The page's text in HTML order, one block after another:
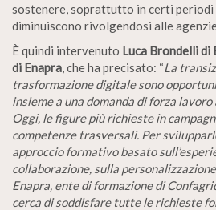
sostenere, soprattutto in certi periodi
diminuiscono rivolgendosi alle
È quindi intervenuto Luca Brondelli di
di Enapra , che ha precisato: “La
trasformazione digitale sono
insieme a una domanda di forza
Oggi, le figure più richieste in
competenze trasversali. Per
approccio formativo basato
collaborazione, sulla
Enapra, ente di formazione di
cerca di soddisfare tutte le richieste